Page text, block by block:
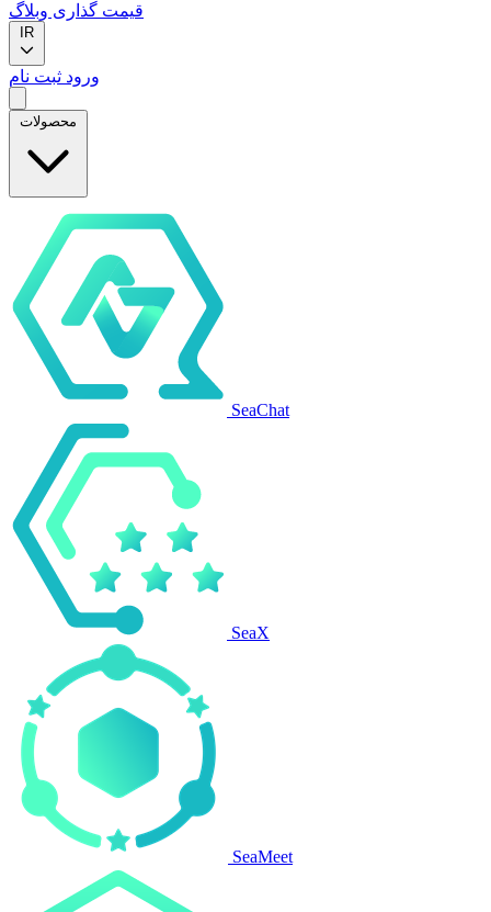
قیمت گذاری وبلاگ
IR
ورود ثبت نام
محصولات
SeaChat
SeaX
SeaMeet